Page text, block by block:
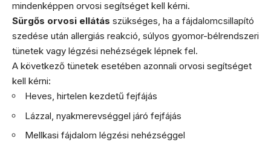
mindenképpen orvosi segítséget kell kérni.
Sürgős orvosi ellátás szükséges, ha a fájdalomcsillapító
szedése után allergiás reakció, súlyos gyomor-bélrendszeri
tünetek vagy légzési nehézségek lépnek fel.
A következő tünetek esetében azonnali orvosi segítséget
kell kérni:
Heves, hirtelen kezdetű fejfájás
Lázzal, nyakmerevséggel járó fejfájás
Mellkasi fájdalom légzési nehézséggel